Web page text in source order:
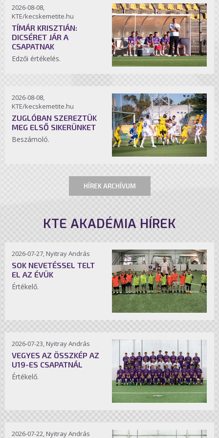
2026-08-08,
KTE/kecskemetite.hu
TÍMÁR KRISZTIÁN:
DICSÉRET JÁR A
CSAPATNAK
Edzői értékelés.
2026-08-08,
KTE/kecskemetite.hu
ZUGLÓBAN SZEREZTÜK
MEG ELSŐ SIKERÜNKET
Beszámoló.
HÍREK ARCHÍVUM
KTE AKADÉMIA HÍREK
2026-07-27, Nyitray András
SOK NEVETÉSSEL TELT
EL AZ ÉVÜK
Értékelő.
2026-07-23, Nyitray András
VEGYES AZ ÖSSZKÉP AZ
U19-ES CSAPATNÁL
Értékelő.
2026-07-22, Nyitray András